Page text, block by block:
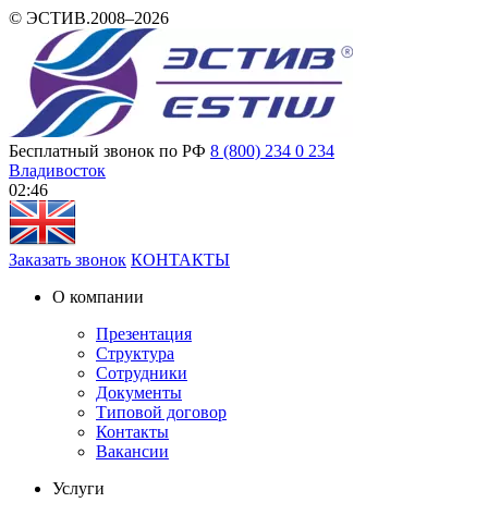
© ЭСТИВ.2008–2026
Бесплатный звонок по РФ 8 (800) 234 0 234
Владивосток
02 46
Заказать звонок КОНТАКТЫ
О компании
Презентация
Структура
Сотрудники
Документы
Типовой договор
Контакты
Вакансии
Услуги